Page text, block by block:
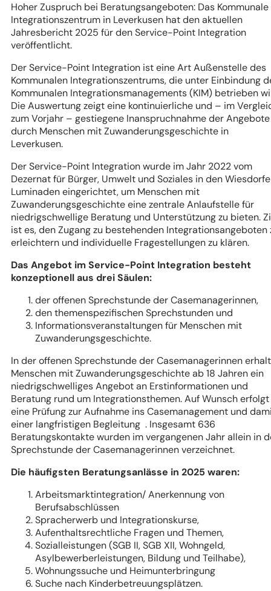
Hoher Zuspruch bei Beratungsangeboten: Das Kommunale
Integrationszentrum in Leverkusen hat den aktuellen
Jahresbericht 2025 für den Service-Point Integration
veröffentlicht.
Der Service-Point Integration ist eine Art Außenstelle des
Kommunalen Integrationszentrums, die unter Einbindung
Kommunalen Integrationsmanagements (KIM) betrieben
Die Auswertung zeigt eine kontinuierliche und – im
zum Vorjahr – gestiegene Inanspruchnahme der Angebote
durch Menschen mit Zuwanderungsgeschichte in
Leverkusen.
Der Service-Point Integration wurde im Jahr 2022 vom
Dezernat für Bürger, Umwelt und Soziales in den
Luminaden eingerichtet, um Menschen mit
Zuwanderungsgeschichte eine zentrale Anlaufstelle für
niedrigschwellige Beratung und Unterstützung zu bieten.
ist es, den Zugang zu bestehenden Integrationsangeboten
erleichtern und individuelle Fragestellungen zu klären.
Das Angebot im Service-Point Integration besteht
konzeptionell aus drei Säulen:
der offenen Sprechstunde der Casemanagerinnen,
den themenspezifischen Sprechstunden und
Informationsveranstaltungen für Menschen mit
Zuwanderungsgeschichte.
In der offenen Sprechstunde der Casemanagerinnen
Menschen mit Zuwanderungsgeschichte ab 18 Jahren ein
niedrigschwelliges Angebot an Erstinformationen und
Beratung rund um Integrationsthemen. Auf Wunsch erfolgt
eine Prüfung zur Aufnahme ins Casemanagement und
einer langfristigen Begleitung . Insgesamt 636
Beratungskontakte wurden im vergangenen Jahr allein in
Sprechstunde der Casemanagerinnen verzeichnet.
Die häufigsten Beratungsanlässe in 2025 waren:
Arbeitsmarktintegration/ Anerkennung von
Berufsabschlüssen
Spracherwerb und Integrationskurse,
Aufenthaltsrechtliche Fragen und Themen,
Sozialleistungen (SGB II, SGB XII, Wohngeld,
Asylbewerberleistungen, Bildung und Teilhabe),
Wohnungssuche und Heimunterbringung
Suche nach Kinderbetreuungsplätzen.